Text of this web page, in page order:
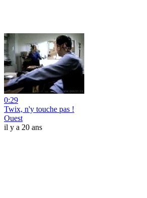
0:29
Twix, n'y touche pas !
Ouest
il y a 20 ans